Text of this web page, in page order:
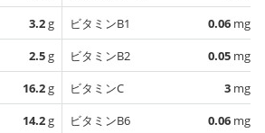
3.2g
2.5g
16.2g
14.2g
ビタミンB1
0.06 mg
ビタミンB2
0.05 mg
ビタミンC
3 mg
ビタミンB6
0.06 mg